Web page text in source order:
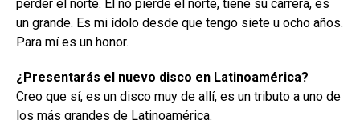
perder el norte. Él no pierde el norte, tiene su carrera, es
un grande. Es mi ídolo desde que tengo siete u ocho años.
Para mí es un honor.
¿Presentarás el nuevo disco en Latinoamérica?
Creo que sí, es un disco muy de allí, es un tributo a uno de
los más grandes de Latinoamérica.